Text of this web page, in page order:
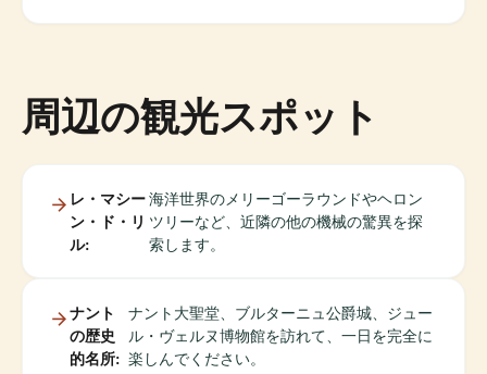
周辺の観光スポット
レ・マシー
ン・ド・リ
ル:
海洋世界のメリーゴーラウンドやヘロン
ツリーなど、近隣の他の機械の驚異を探
索します。
ナント
の歴史
的名所:
ナント大聖堂、ブルターニュ公爵城、ジュー
ル・ヴェルヌ博物館を訪れて、一日を完全に
楽しんでください。